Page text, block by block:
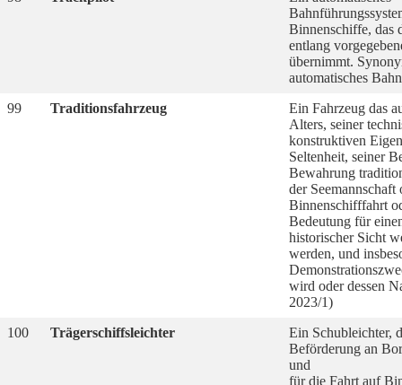
Binnenschiffe, das
entlang
übernimmt.
automatisches
99
Traditionsfahrzeug
Ein Fahrzeug das
Alters, seiner
konstruktiven
Seltenheit, seiner
Bewahrung
der
Binnenschifffahrt
Bedeutung für
historischer Sicht
werden, und
wird oder dessen
2023/1)
100
Trägerschiffsleichter
Ein Schubleichter,
Beförderung an
und
für die Fahrt auf